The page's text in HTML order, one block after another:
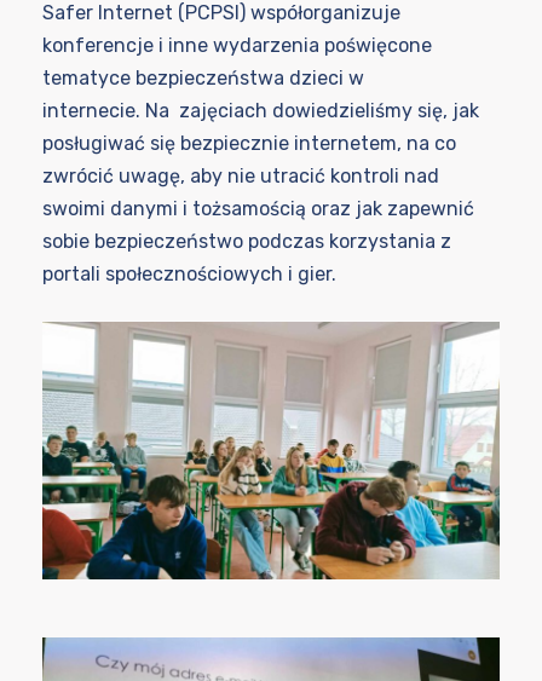
Safer Internet (PCPSI) współorganizuje
konferencje i inne wydarzenia poświęcone
tematyce bezpieczeństwa dzieci w
internecie. Na zajęciach dowiedzieliśmy się, jak
posługiwać się bezpiecznie internetem, na co
zwrócić uwagę, aby nie utracić kontroli nad
swoimi danymi i tożsamością oraz jak zapewnić
sobie bezpieczeństwo podczas korzystania z
portali społecznościowych i gier.